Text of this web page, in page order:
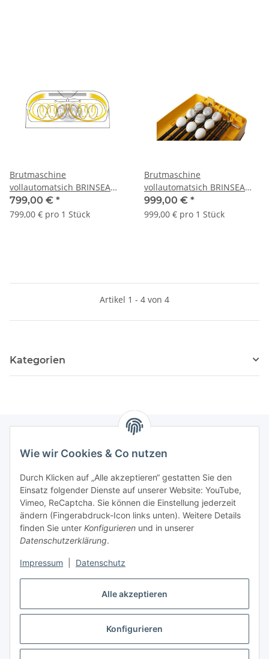
Alle akzeptieren
Konfigurieren
Wie wir Cookies & Co nutzen
Durch Klicken auf „Alle akzeptieren“ gestatten Sie den
Einsatz folgender Dienste auf unserer Website: YouTube,
Vimeo, ReCaptcha. Sie können die Einstellung jederzeit
ändern (Fingerabdruck-Icon links unten). Weitere Details
finden Sie unter Konfigurieren und in unserer
Datenschutzerklärung.
Impressum Datenschutz
Brutmaschine
vollautomatsich BRINSEA
OVATION 28 Zoologica
799,00 € *
799,00 € pro 1 Stück
Brutmaschine
vollautomatsich BRINSEA
OVATION 56 Zoologica
999,00 € *
999,00 € pro 1 Stück
Artikel 1 - 4 von 4
Kategorien
Informationen
Gesetzliche Informationen
Mein Konto
masterframe GmbH
Vertrag widerrufen